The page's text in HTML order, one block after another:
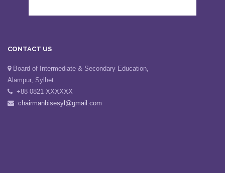
Board of Intermediate & Secondary Education,
Alampur, Sylhet.
+88-0821-XXXXXX